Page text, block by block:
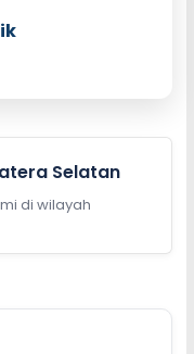
Selatan
di wilayah